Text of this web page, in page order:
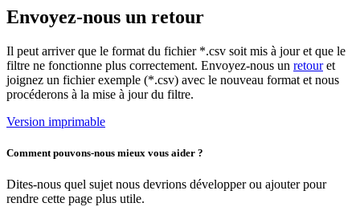
Envoyez-nous un retour
Il peut arriver que le format du fichier *.csv soit mis à jour et que le
filtre ne fonctionne plus correctement. Envoyez-nous un retouret
joignez un fichier exemple (*.csv) avec le nouveau format et nous
procéderons à la mise à jour du filtre.
Version imprimable
Comment pouvons-nous mieux vous aider ?
Dites-nous quel sujet nous devrions développer ou ajouter pour
rendre cette page plus utile.